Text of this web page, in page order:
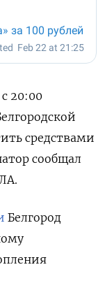
20:00
средствами
сообщал
Белгород